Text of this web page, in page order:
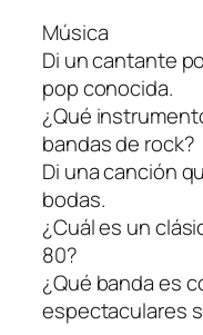
Música
Di un cantante
pop conocida.
¿Qué
bandas de rock?
Di una canción
bodas.
¿Cuál es un
80?
¿Qué banda es
espectaculares